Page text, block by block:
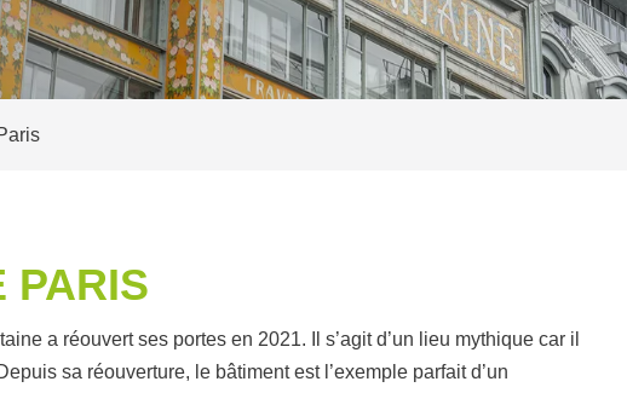
PARIS
a réouvert ses portes en 2021. Il s’agit d’un lieu mythique car il
sa réouverture, le bâtiment est l’exemple parfait d’un